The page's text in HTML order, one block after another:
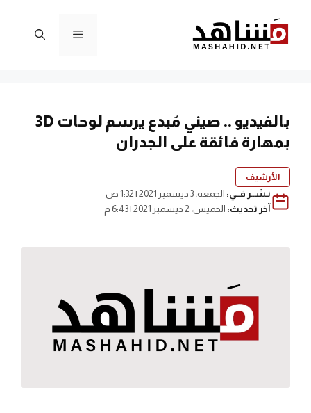
المحتوى
القائمة
بالفيديو .. صيني مُبدع يرسم لوحات 3D
بمهارة فائقة على الجدران
الأرشيف
نـشــر فــي: الجمعة، 3 ديسمبر 2021 | 1:32 ص
آخر تحديث: الخميس، 2 ديسمبر 2021 | 6:43 م